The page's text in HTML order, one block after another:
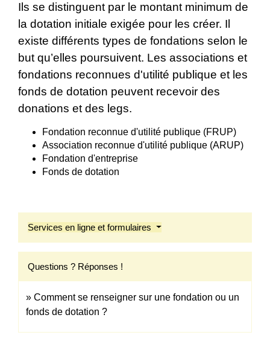
Ils se distinguent par le montant minimum de
la dotation initiale exigée pour les créer. Il
existe différents types de fondations selon le
but qu’elles poursuivent. Les associations et
fondations reconnues d'utilité publique et les
fonds de dotation peuvent recevoir des
donations et des legs.
Fondation reconnue d'utilité publique (FRUP)
Association reconnue d'utilité publique (ARUP)
Fondation d'entreprise
Fonds de dotation
Services en ligne et formulaires
Questions ? Réponses !
Comment se renseigner sur une fondation ou un
fonds de dotation ?